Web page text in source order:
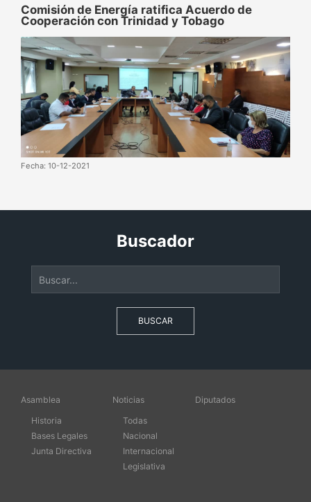
Comisión de Energía ratifica Acuerdo de
Cooperación con Trinidad y Tobago
Fecha: 10-12-2021
Buscador
BUSCAR
Asamblea
Historia
Bases Legales
Junta Directiva
Noticias
Todas
Nacional
Internacional
Legislativa
Diputados